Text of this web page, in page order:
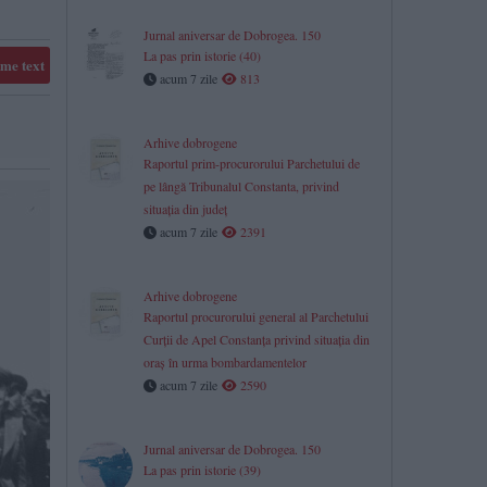
text
Jurnal aniversar de Dobrogea. 150
La pas prin istorie (40)
acum 7 zile
813
Arhive dobrogene
Raportul prim-procurorului Parchetului de
pe lângă Tribunalul Constanta, privind
situaţia din judeţ
acum 7 zile
2391
​Arhive dobrogene
Raportul procurorului general al Parchetului
Curții de Apel Constanța privind situația din
oraș în urma bombardamentelor
acum 7 zile
2590
Jurnal aniversar de Dobrogea. 150
La pas prin istorie (39)